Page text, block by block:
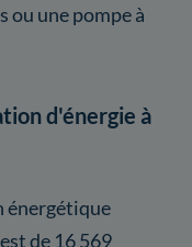
ou une pompe à
d'énergie à
énergétique
de 16 569